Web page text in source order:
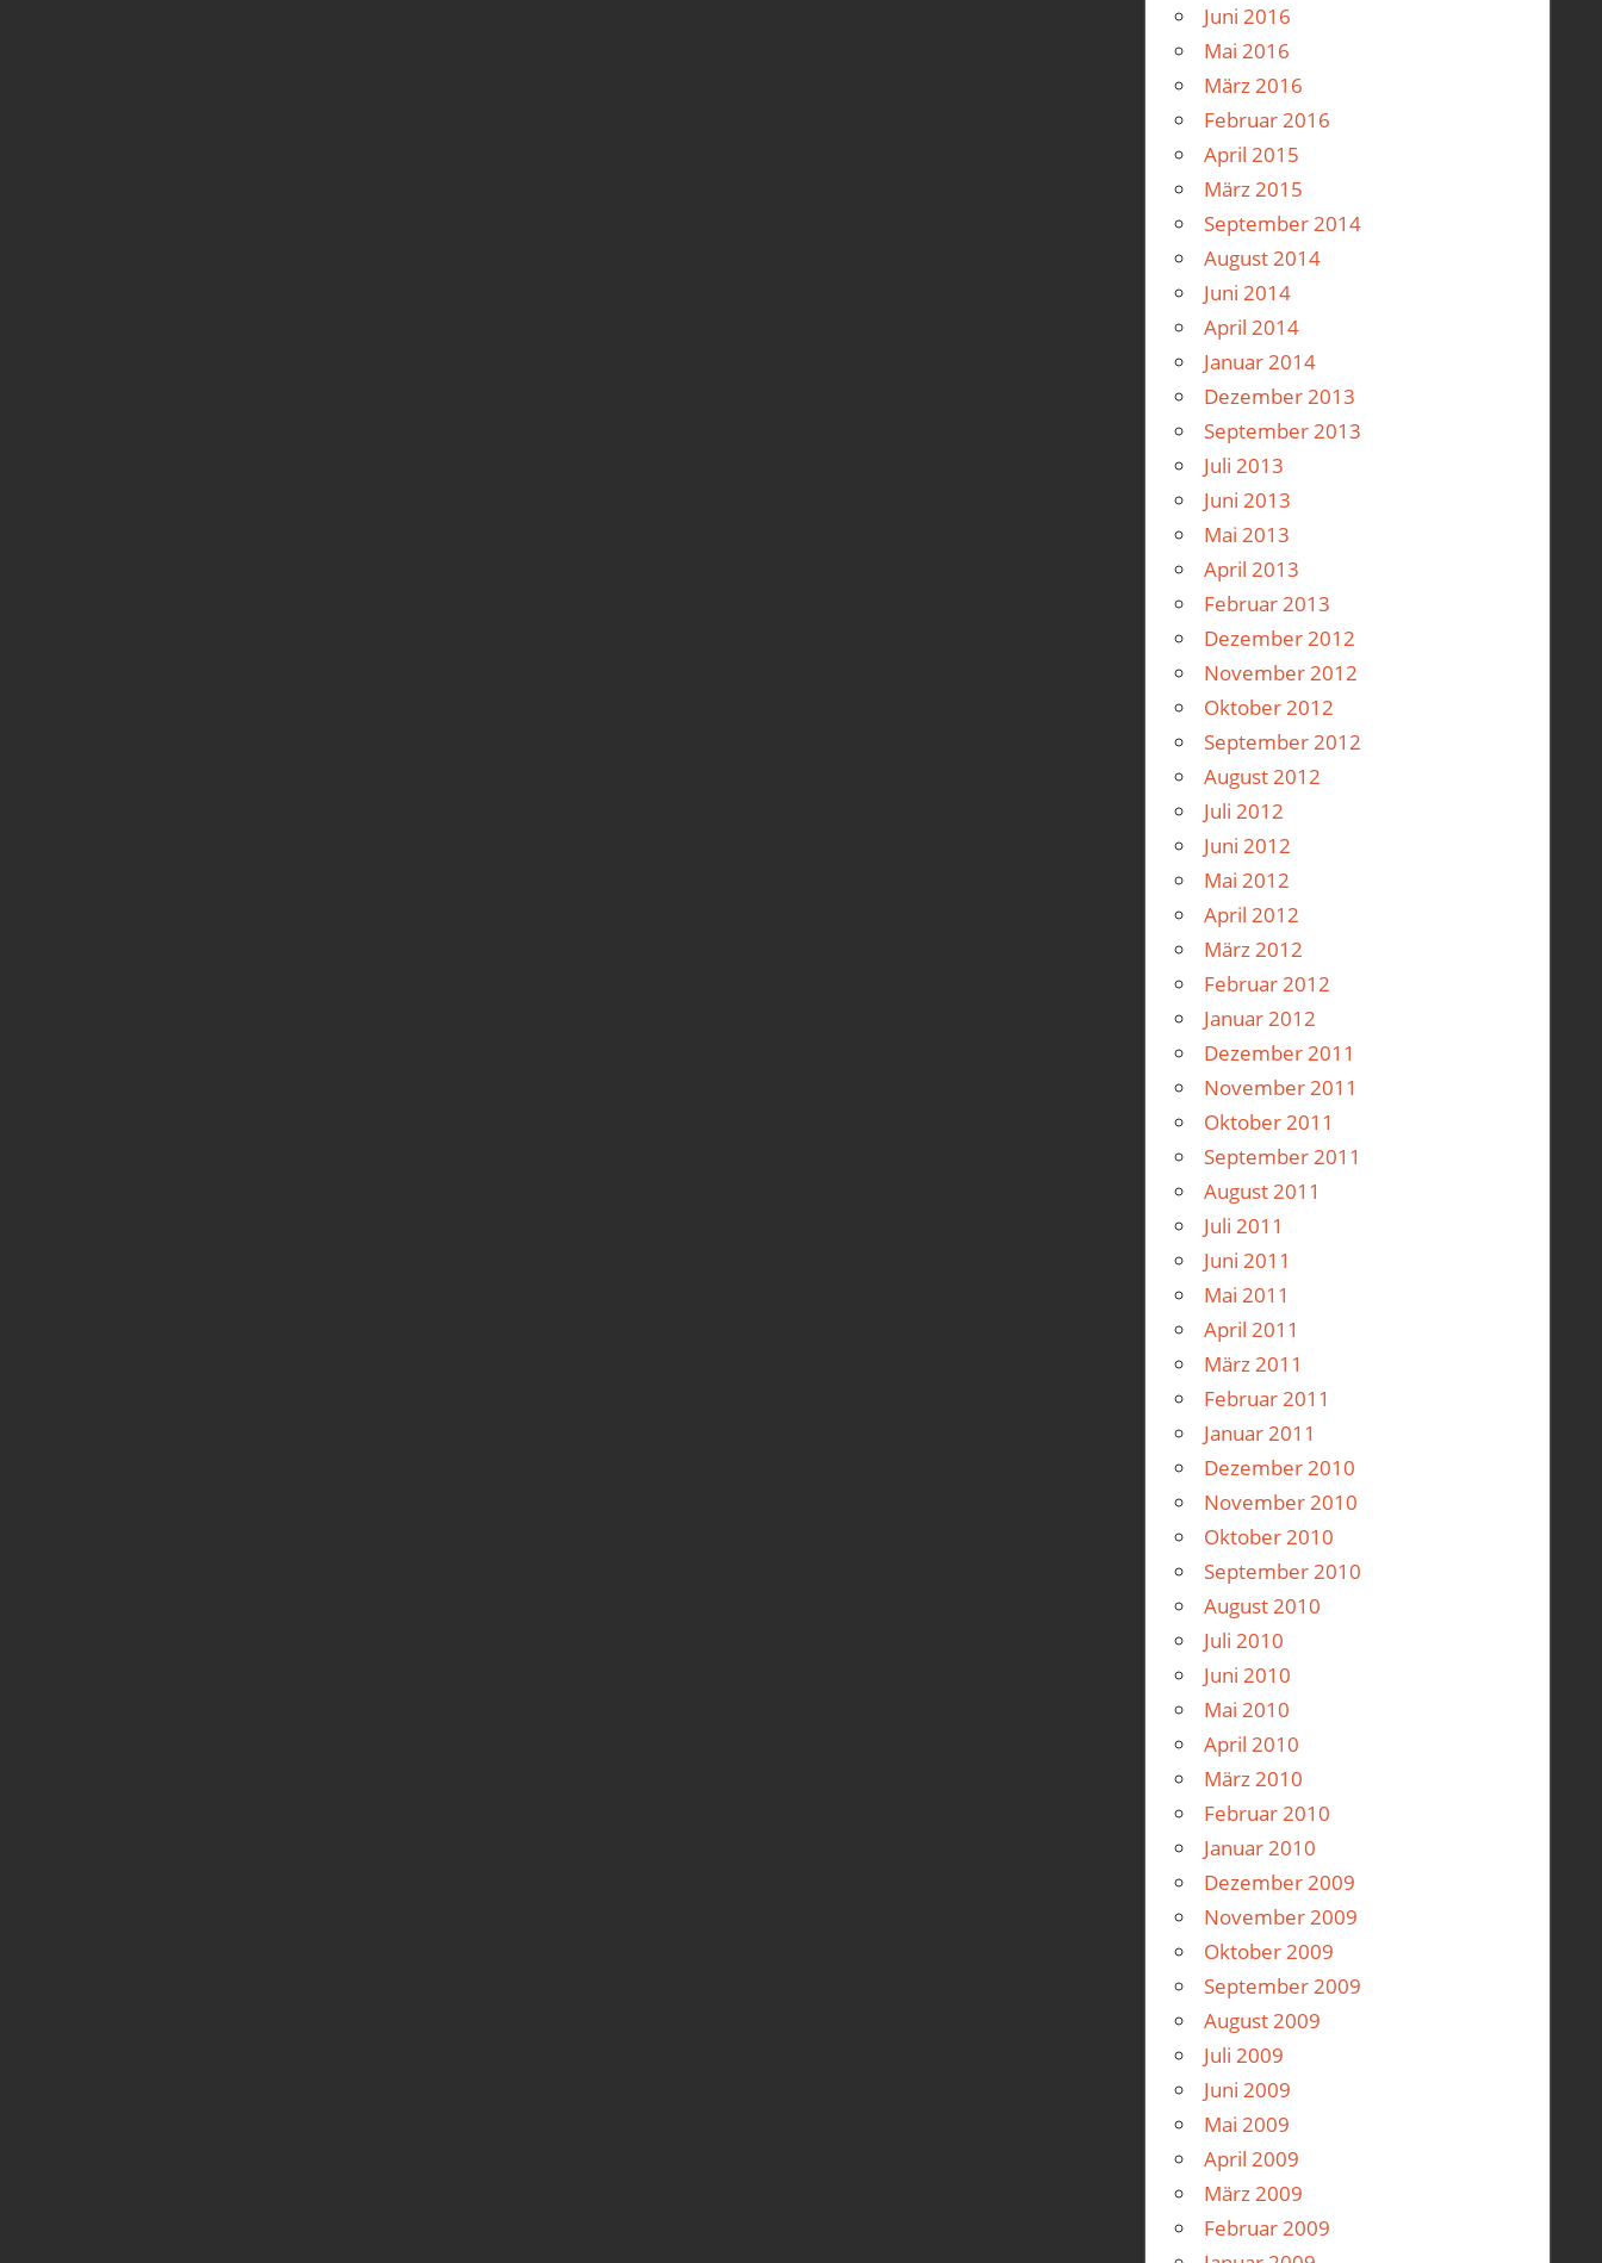
Juni 2016
Mai 2016
März 2016
Februar 2016
April 2015
März 2015
September 2014
August 2014
Juni 2014
April 2014
Januar 2014
Dezember 2013
September 2013
Juli 2013
Juni 2013
Mai 2013
April 2013
Februar 2013
Dezember 2012
November 2012
Oktober 2012
September 2012
August 2012
Juli 2012
Juni 2012
Mai 2012
April 2012
März 2012
Februar 2012
Januar 2012
Dezember 2011
November 2011
Oktober 2011
September 2011
August 2011
Juli 2011
Juni 2011
Mai 2011
April 2011
März 2011
Februar 2011
Januar 2011
Dezember 2010
November 2010
Oktober 2010
September 2010
August 2010
Juli 2010
Juni 2010
Mai 2010
April 2010
März 2010
Februar 2010
Januar 2010
Dezember 2009
November 2009
Oktober 2009
September 2009
August 2009
Juli 2009
Juni 2009
Mai 2009
April 2009
März 2009
Februar 2009